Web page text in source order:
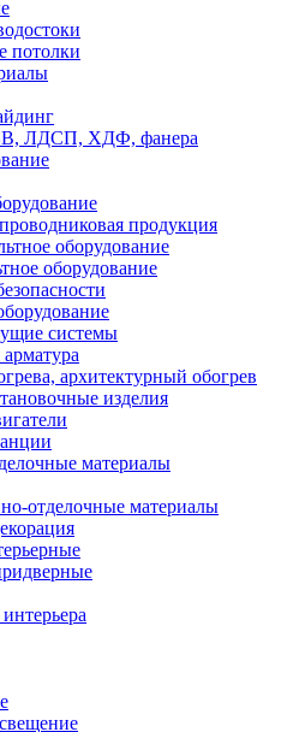
потолки
ЛДСП, ХДФ, фанера
продукция
оборудование
оборудование
системы
архитектурный обогрев
изделия
материалы
отделочные материалы